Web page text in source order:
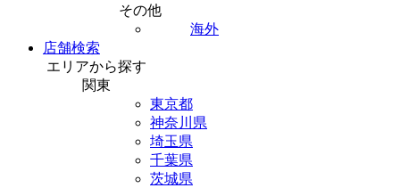
その他
海外
店舗検索
エリアから探す
関東
東京都
神奈川県
埼玉県
千葉県
茨城県